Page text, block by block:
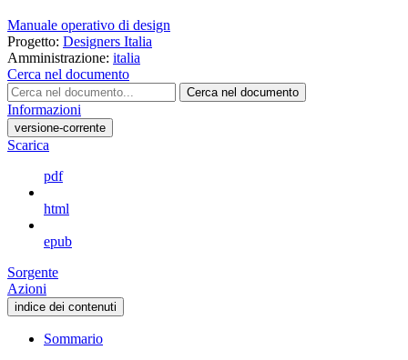
Manuale operativo di design
Progetto: Designers Italia
Amministrazione: italia
Cerca nel documento
Cerca nel documento
Informazioni
versione-corrente
Scarica
pdf
html
epub
Sorgente
Azioni
indice dei contenuti
Sommario